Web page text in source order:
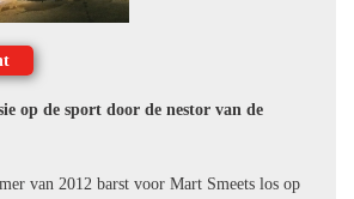
op de sport door de nestor van de
van 2012 barst voor Mart Smeets los op